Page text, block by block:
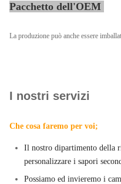
Pacchetto dell'OEM
La produzione può anche essere
I nostri servizi
Che cosa faremo per voi;
Il nostro dipartimento della
personalizzare i sapori
Possiamo ed invieremo i